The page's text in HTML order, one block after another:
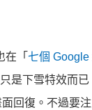
在「 七個
是下雪特效而
回復。不過要